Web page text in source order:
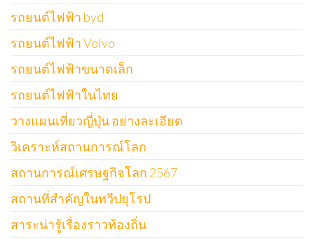
รถยนต์ไฟฟ้า byd
รถยนต์ไฟฟ้า Volvo
รถยนต์ไฟฟ้าขนาดเล็ก
รถยนต์ไฟฟ้าในไทย
วางแผนเที่ยวญี่ปุ่น อย่างละเอียด
วิเคราะห์สถานการณ์โลก
สถานการณ์เศรษฐกิจโลก 2567
สถานที่สำคัญในทวีปยุโรป
สาระน่ารู้เรื่องราวท้องถิ่น